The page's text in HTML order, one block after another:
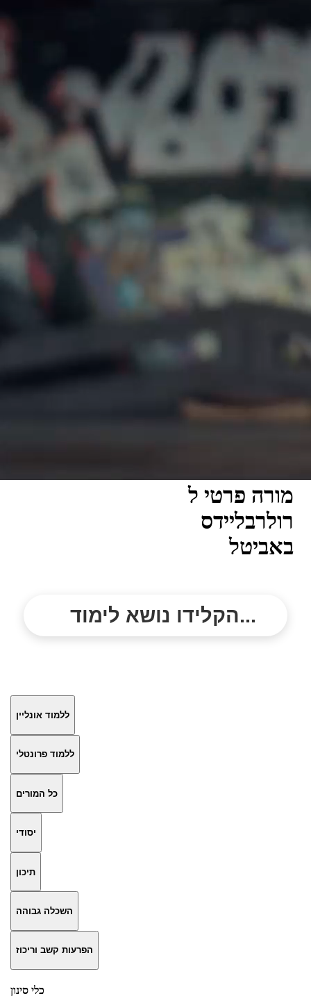
מורה פרטי ל
רולרבליידס
באביטל
הקלידו נושא לימוד...
ללמוד אונליין
ללמוד פרונטלי
כל המורים
יסודי
תיכון
השכלה גבוהה
הפרעות קשב וריכוז
כלי סינון